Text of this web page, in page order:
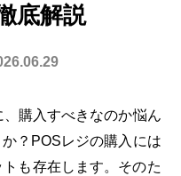
底解説
購入すべきなのか悩ん
？POSレジの購入には
も存在します。そのた